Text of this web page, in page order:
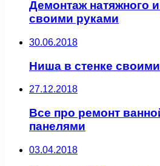
Демонтаж натяжного
своими руками
30.06.2018
Ниша в стенке
27.12.2018
Все про ремонт
панелями
03.04.2018